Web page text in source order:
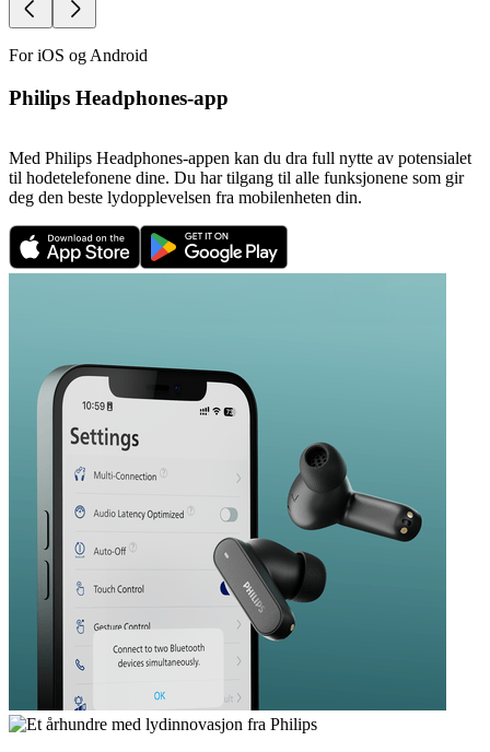
For iOS og Android
Philips Headphones-app
Med Philips Headphones-appen kan du dra full nytte av potensialet
til hodetelefonene dine. Du har tilgang til alle funksjonene som gir
deg den beste lydopplevelsen fra mobilenheten din.